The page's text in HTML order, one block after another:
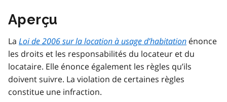
Aperçu
La Loi de 2006 sur la location à usage d’habitation énonce
les droits et les responsabilités du locateur et du
locataire. Elle énonce également les règles qu’ils
doivent suivre. La violation de certaines règles
constitue une infraction.